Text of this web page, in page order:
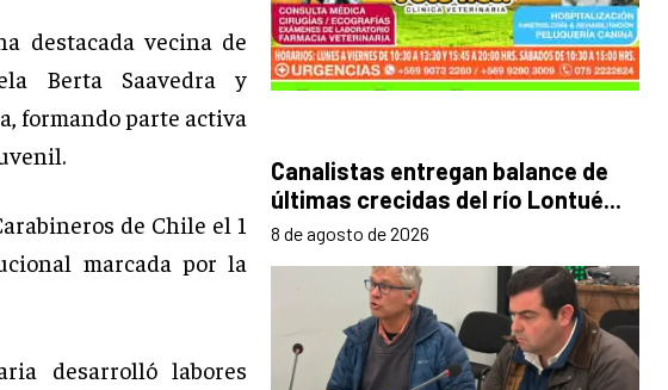
destacada vecina de
Berta Saavedra y
formando parte activa
de Chile el 1
marcada por la
desarrolló labores
Canalistas entregan balance de
últimas crecidas del río Lontué...
8 de agosto de 2026